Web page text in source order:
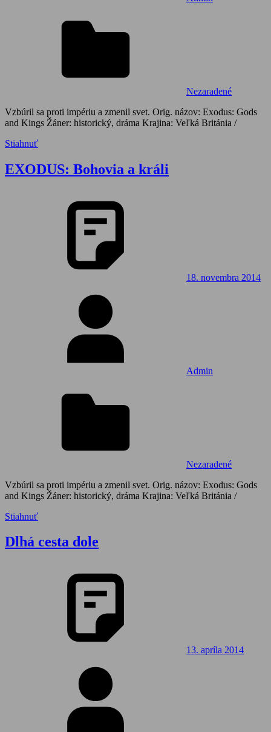
Nezaradené
Vzbúril sa proti impériu a zmenil svet. Orig. názov: Exodus: Gods
and Kings Žáner: historický, dráma Krajina: Veľká Británia /
Stiahnuť
EXODUS: Bohovia a králi
18. novembra 2014
Admin
Nezaradené
Vzbúril sa proti impériu a zmenil svet. Orig. názov: Exodus: Gods
and Kings Žáner: historický, dráma Krajina: Veľká Británia /
Stiahnuť
Dlhá cesta dole
13. apríla 2014